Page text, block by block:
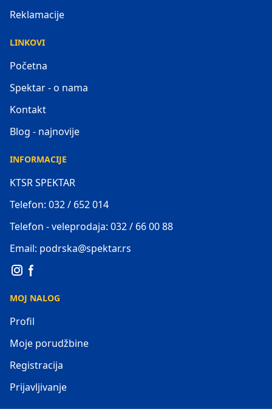
Reklamacije
LINKOVI
Početna
Spektar - o nama
Kontakt
Blog - najnovije
INFORMACIJE
KTSR SPEKTAR
Telefon: 032 / 652 014
Telefon - veleprodaja: 032 / 66 00 88
Email: podrska@spektar.rs
MOJ NALOG
Profil
Moje porudžbine
Registracija
Prijavljivanje